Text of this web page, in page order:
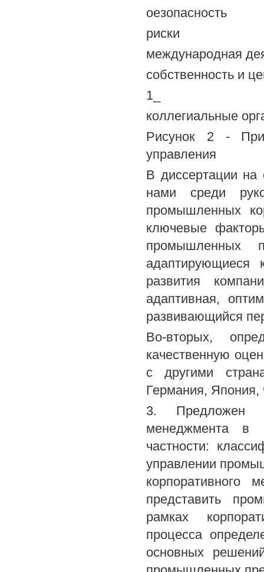
оезопасность
риски
международная
собственность и
1_
коллегиальные
Рисунок 2 -
управления
В диссертации на
нами среди
промышленных
ключевые
промышленных
адаптирующиеся
развития
адаптивная,
развивающийся
Во-вторых,
качественную
с другими
Германия, Япония,
3. Предложен
менеджмента в
частности:
управлении
корпоративного
представить
рамках
процесса
основных